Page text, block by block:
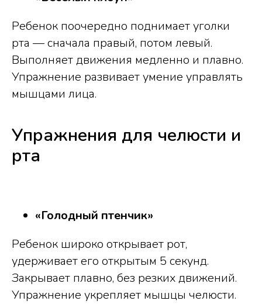
Ребенок поочередно поднимает уголки
рта — сначала правый, потом левый.
Выполняет движения медленно и плавно.
Упражнение развивает умение управлять
мышцами лица.
Упражнения для челюсти и
рта
«Голодный птенчик»
Ребенок широко открывает рот,
удерживает его открытым 5 секунд.
Закрывает плавно, без резких движений.
Упражнение укрепляет мышцы челюсти.